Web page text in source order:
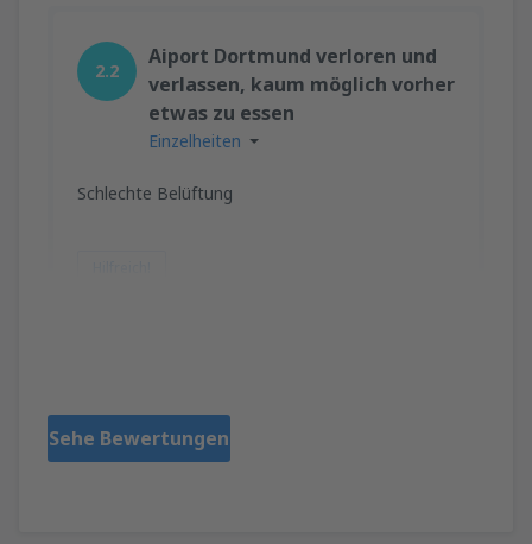
2.2
Aiport Dortmund verloren und
verlassen, kaum möglich vorher
etwas zu essen
Einzelheiten
Schlechte Belüftung
Sehe Bewertungen